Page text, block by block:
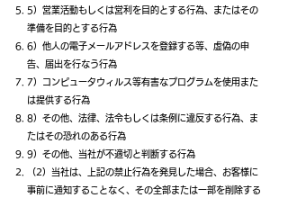
5）営業活動もしくは営利を目的とする行為、またはその
準備を目的とする行為
6）他人の電子メールアドレスを登録する等、虚偽の申
告、届出を行なう行為
7）コンピュータウィルス等有害なプログラムを使用また
は提供する行為
8）その他、法律、法令もしくは条例に違反する行為、ま
たはその恐れのある行為
9）その他、当社が不適切と判断する行為
（2）当社は、上記の禁止行為を発見した場合、お客様に
事前に通知することなく、その全部または一部を削除する